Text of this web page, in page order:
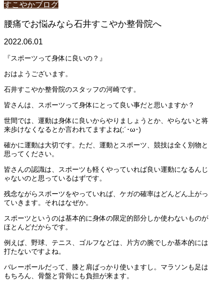
すこやかブログ
腰痛でお悩みなら石井すこやか整骨院へ
2022.06.01
『スポーツって身体に良いの？』
おはようございます。
石井すこやか整骨院のスタッフの河崎です。
皆さんは、スポーツって身体にとって良い事だと思いますか？
世間では、運動は身体に良いからやりましょうとか、やらないと将
来歩けなくなるとか言われてますよね(;´･ω･)
確かに運動は大切です。ただ、運動とスポーツ、競技は全く別物と
思ってください。
皆さんの認識は、スポーツも軽くやっていれば良い運動になるんじ
ゃないのと思っているはずです。
残念ながらスポーツをやっていれば、ケガの確率はどんどん上がっ
ていきます。それはなぜか。
スポーツというのは基本的に身体の限定的部分しか使わないものが
ほとんどだからです。
例えば、野球、テニス、ゴルフなどは、片方の腕でしか基本的には
打たないですよね。
バレーボールだって、膝と肩ばっかり使いますし。マラソンも足は
もちろん、骨盤と背骨にも負担が来ます。